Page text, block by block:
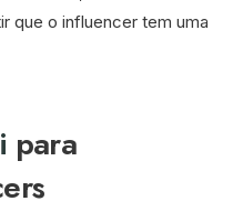
que o influencer tem uma
para